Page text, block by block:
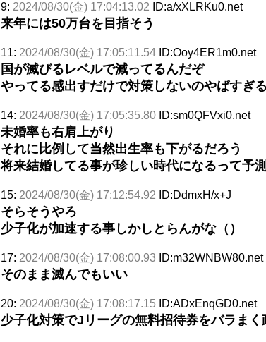
9: 2024/08/30(金) 17:04:13.02 ID:a/xXLRKu0.net
来年には50万台を目指そう
11: 2024/08/30(金) 17:05:11.54 ID:Ooy4ER1m0.net
国が滅びるレベルで減ってるんだぞ
やってる感出すだけで対策しないのやばすぎ
14: 2024/08/30(金) 17:05:35.80 ID:sm0QFVxi0.net
未婚率も右肩上がり
それに比例して当然出生率も下がるだろう
将来結婚してる事が珍しい時代になるって予
15: 2024/08/30(金) 17:12:54.92 ID:DdmxH/x+J
そらそうやろ
少子化が加速する事しかしとらんがな（）
17: 2024/08/30(金) 17:08:00.93 ID:m32WNBW80.net
そのまま滅んでもいい
20: 2024/08/30(金) 17:08:17.15 ID:ADxEnqGD0.net
少子化対策でJリーグの無料招待券をバラまく